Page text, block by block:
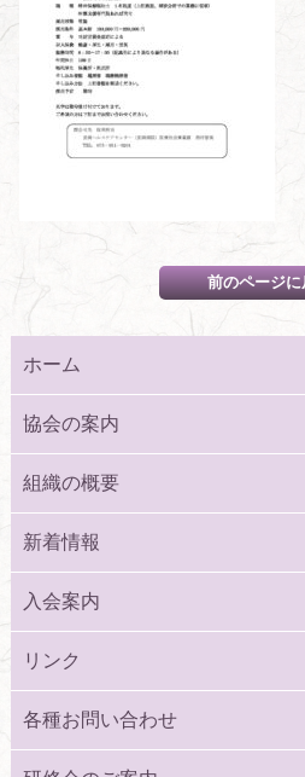
ホーム
協会の案内
組織の概要
新着情報
入会案内
リンク
各種お問い合わせ